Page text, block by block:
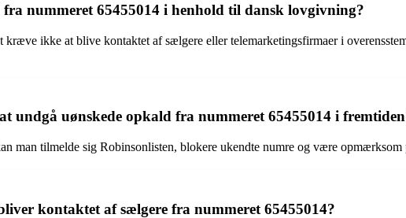
nummeret 65455014 i henhold til dansk lovgivning?
ikke at blive kontaktet af sælgere eller telemarketingsfirmaer i
uønskede opkald fra nummeret 65455014 i
man tilmelde sig Robinsonlisten, blokere ukendte numre og være
kontaktet af sælgere fra nummeret 65455014?